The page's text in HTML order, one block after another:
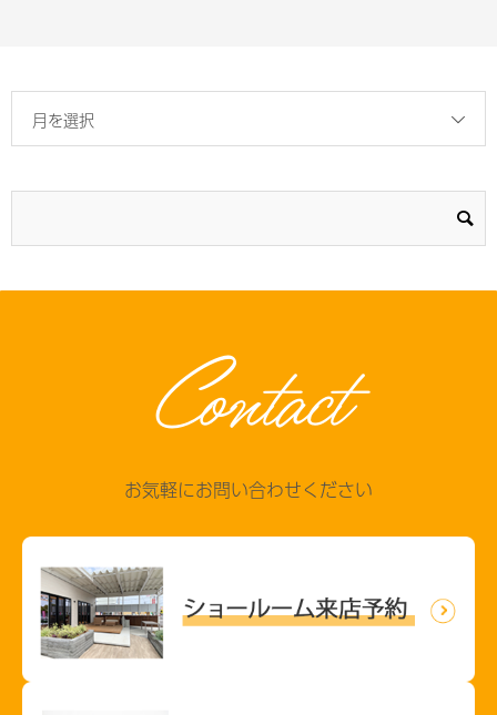
月を選択
Contact
お気軽にお問い合わせください